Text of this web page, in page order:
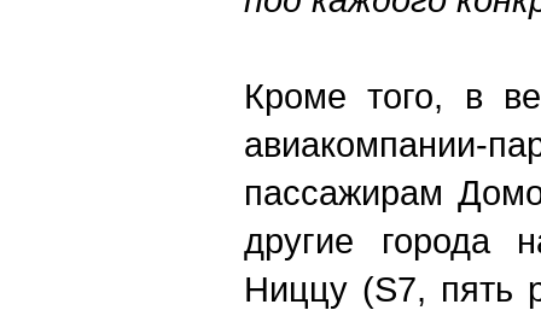
Кроме того, в
авиакомпании-
пассажирам
другие
Ниццу (S7, пять